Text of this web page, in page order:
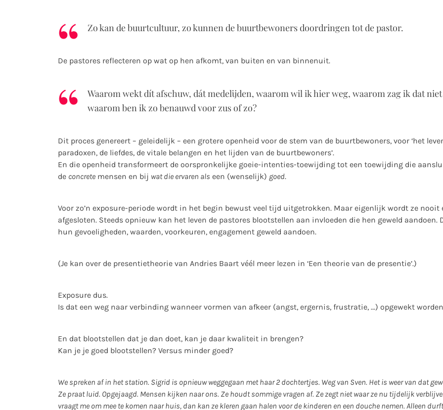
Zo kan de buurtcultuur, zo kunnen de buurtbewoners doordringen tot de pastor.
De pastores reflecteren op wat op hen afkomt, van buiten en van binnenuit.
Waarom wekt dít afschuw, dát medelijden, waarom wil ik hier weg, waarom zag ik dat
waarom ben ik zo benauwd voor zus of zo?
Dit proces genereert – geleidelijk – een grotere openheid voor de stem van de buurtbewoners, voor ‘het
paradoxen, de liefdes, de vitale belangen en het lijden van de buurtbewoners’.
En die openheid transformeert de oorspronkelijke goeie-intenties-toewijding tot een toewijding die
de concrete mensen en bij wat die ervaren als een (wenselijk) goed.
Voor zo’n exposure-periode wordt in het begin bewust veel tijd uitgetrokken. Maar eigenlijk wordt ze nooit
afgesloten. Steeds opnieuw kan het leven de pastores blootstellen aan invloeden die hen geweld aandoen.
hun gevoeligheden, waarden, voorkeuren, engagement geweld aandoen.
(Je kan over de presentietheorie van Andries Baart véél meer lezen in ‘Een theorie van de presentie’.)
Exposure dus.
Is dat een weg naar verbinding wanneer vormen van afkeer (angst, ergernis, frustratie, …) opgewekt
En dat blootstellen dat je dan doet, kan je daar kwaliteit in brengen?
Kan je je goed blootstellen? Versus minder goed?
We spreken af in het station. Sigrid is opnieuw weggegaan met haar 2 dochtertjes. Weg van Sven. Het is weer van dat
Ze praat luid. Opgejaagd. Mensen kijken naar ons. Ze houdt sommige vragen af. Ze zegt niet waar ze nu tijdelijk
vraagt me om mee te komen naar huis, dan kan ze kleren gaan halen voor de kinderen en een douche nemen. Alleen